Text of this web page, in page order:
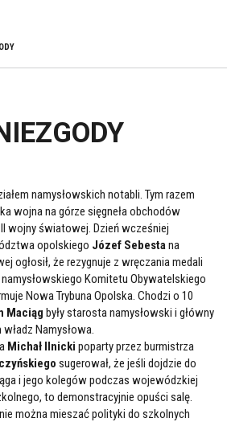
namysłowskich notabli. Tym razem
wojna na górze sięgneła obchodów
wojny światowej. Dzień wcześniej
opolskiego Józef Sebestana
ogłosił, że rezygnuje z wręczania medali
namysłowskiego Komitetu Obywatelskiego
Nowa Trybuna Opolska. Chodzi o 10
Maciąg były starosta namysłowski i główny
Namysłowa.
Michał Ilnicki poparty przez burmistrza
sugerował, że jeśli dojdzie do
i jego kolegów podczas wojewódzkiej
to demonstracyjnie opuści salę.
można mieszać polityki do szkolnych